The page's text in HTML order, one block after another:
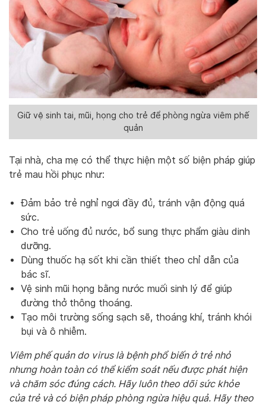
Giữ vệ sinh tai, mũi, họng cho trẻ để phòng ngừa viêm phế
quản
Tại nhà, cha mẹ có thể thực hiện một số biện pháp giúp
trẻ mau hồi phục như:
Đảm bảo trẻ nghỉ ngơi đầy đủ, tránh vận động quá
sức.
Cho trẻ uống đủ nước, bổ sung thực phẩm giàu dinh
dưỡng.
Dùng thuốc hạ sốt khi cần thiết theo chỉ dẫn của
bác sĩ.
Vệ sinh mũi họng bằng nước muối sinh lý để giúp
đường thở thông thoáng.
Tạo môi trường sống sạch sẽ, thoáng khí, tránh khói
bụi và ô nhiễm.
Viêm phế quản do virus là bệnh phổ biến ở trẻ nhỏ
nhưng hoàn toàn có thể kiểm soát nếu được phát hiện
và chăm sóc đúng cách. Hãy luôn theo dõi sức khỏe
của trẻ và có biện pháp phòng ngừa hiệu quả. Hãy theo